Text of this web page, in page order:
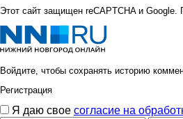
Этот сайт защищен reCAPTCHA и Google.
Войдите, чтобы сохранять историю
Регистрация
Я даю свое согласие на